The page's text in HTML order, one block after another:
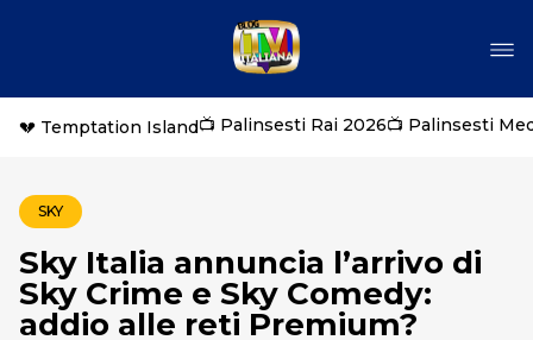
💔 Temptation Island📺 Palinsesti Rai 2026📺 Palinsesti
SKY
Sky Italia annuncia l’arrivo di
Sky Crime e Sky Comedy:
addio alle reti Premium?